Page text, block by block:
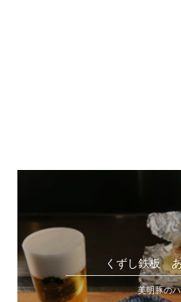
くずし鉄板
美明豚の